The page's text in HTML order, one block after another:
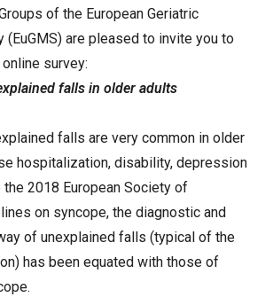
of the European Geriatric
(EuGMS) are pleased to invite you to
survey:
falls in older adults
falls are very common in older
hospitalization, disability, depression
2018 European Society of
on syncope, the diagnostic and
of unexplained falls (typical of the
has been equated with those of